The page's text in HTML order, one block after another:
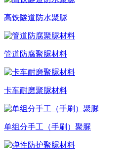
高铁隧道防水聚脲
管道防腐聚脲材料
卡车耐磨聚脲材料
单组分手工（手刷）聚脲